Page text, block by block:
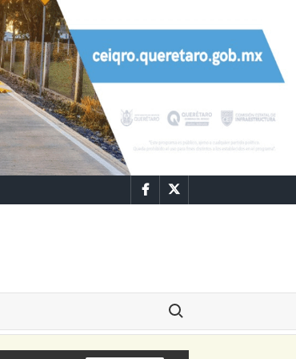
FacebookTwitter
Buscar: